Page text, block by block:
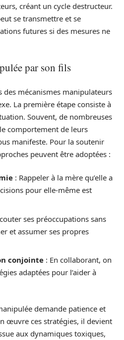
créant un cycle destructeur.
se transmettre et se
futures si des mesures ne
par son fils
des mécanismes manipulateurs
La première étape consiste à
Souvent, de nombreuses
comportement de leurs
manifeste. Pour la soutenir
peuvent être adoptées :
: Rappeler à la mère qu’elle a
pour elle-même est
ses préoccupations sans
et assumer ses propres
conjointe : En collaborant, on
adaptées pour l’aider à
demande patience et
œuvre ces stratégies, il devient
aux dynamiques toxiques,